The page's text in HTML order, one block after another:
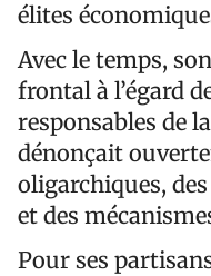
élites
Avec le temps,
frontal à l’égard
responsables de
dénonçait
oligarchiques,
et des
Pour ses